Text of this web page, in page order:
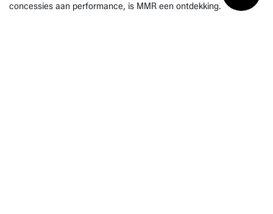
concessies aan performance, is MMR een ontdekking.